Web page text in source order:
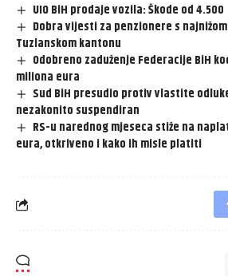
UIO BiH prodaje vozila: Škode od 4.500
Dobra vijesti za penzionere s
Tuzlanskom kantonu
Odobreno zaduženje Federacije BiH
miliona eura
Sud BiH presudio protiv vlastite
nezakonito suspendiran
RS-u narednog mjeseca stiže na
eura, otkriveno i kako ih misle platiti